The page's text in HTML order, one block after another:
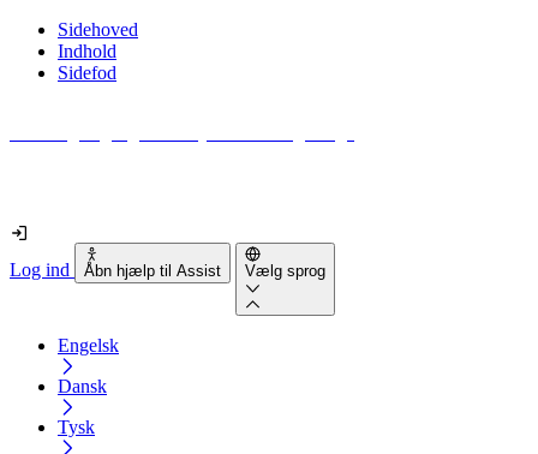
Sidehoved
Indhold
Sidefod
Log ind Åbn hjælp til Assist Vælg sprog
Engelsk
Dansk
Tysk